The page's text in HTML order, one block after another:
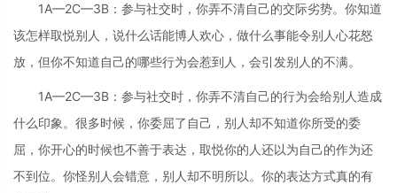
1A—2C—3B：参与社交时，你弄不清自己的交际劣势。你知道
该怎样取悦别人，说什么话能博人欢心，做什么事能令别人心花怒
放，但你不知道自己的哪些行为会惹到人，会引发别人的不满。
1A—2C—3B：参与社交时，你弄不清自己的行为会给别人造成
什么印象。很多时候，你委屈了自己，别人却不知道你所受的委
屈，你开心的时候也不善于表达，取悦你的人还以为自己的作为还
不到位。你怪别人会错意，别人却不明所以。你的表达方式真的有